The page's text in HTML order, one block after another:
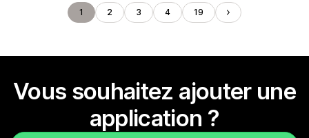
1 2 3 4 19
Vous souhaitez ajouter une
application ?